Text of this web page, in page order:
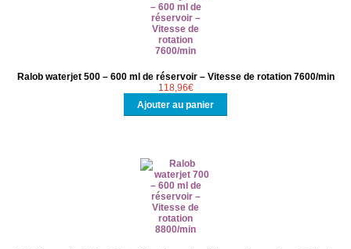
Ralob waterjet 500 – 600 ml de réservoir – Vitesse de rotation 7600/min
118,96€
Ajouter au panier